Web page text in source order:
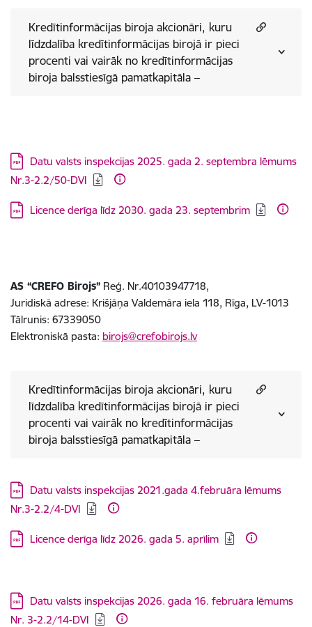
Kredītinformācijas biroja akcionāri, kuru
līdzdalība kredītinformācijas birojā ir pieci
procenti vai vairāk no kredītinformācijas
biroja balsstiesīgā pamatkapitāla –
Lejupielādēt:
Datu valsts inspekcijas 2025. gada 2. septembra lēmums
Nr.3-2.2/50-DVI
Lejupielādēt:
Licence derīga līdz 2030. gada 23. septembrim
AS “CREFO Birojs” Reģ. Nr.40103947718,
Juridiskā adrese: Krišjāņa Valdemāra iela 118, Rīga, LV-1013
Tālrunis: 67339050
Elektroniskā pasta: birojs@crefobirojs.lv
Kredītinformācijas biroja akcionāri, kuru
līdzdalība kredītinformācijas birojā ir pieci
procenti vai vairāk no kredītinformācijas
biroja balsstiesīgā pamatkapitāla –
Lejupielādēt:
Datu valsts inspekcijas 2021.gada 4.februāra lēmums
Nr.3-2.2/4-DVI
Lejupielādēt:
Licence derīga līdz 2026. gada 5. aprīlim
Lejupielādēt:
Datu valsts inspekcijas 2026. gada 16. februāra lēmums
Nr. 3-2.2/14-DVI